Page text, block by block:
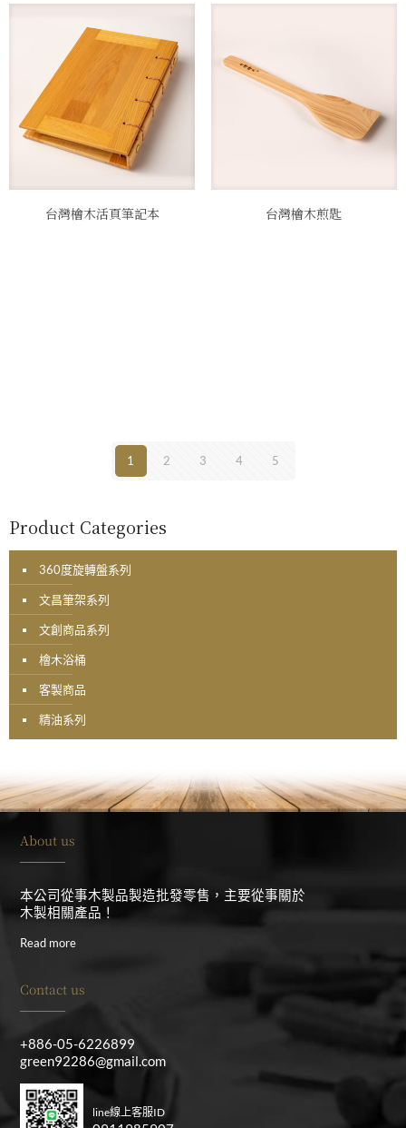
台灣檜木活頁筆記本 台灣檜木煎匙
1 2 3 4 5
Product Categories
360度旋轉盤系列
文昌筆架系列
文創商品系列
檜木浴桶
客製商品
精油系列
About us
本公司從事木製品製造批發零售，主要從事關於
木製相關產品！
Read more
Contact us
+886-05-6226899
green92286@gmail.com
line線上客服ID